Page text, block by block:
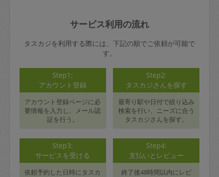
サービス利用の流れ
タスカジを利用する際には、下記の順でご依頼が可能で
す。
Step1:
アカウント登録
アカウント登録ページに必
要情報を入力し、メール認
証を行う。
Step2:
タスカジさんを探す
最寄り駅や日付で絞り込み
検索を行い、ニーズに合う
タスカジさんを探す。
Step3:
サービスを受ける
依頼予約した日時にタスカ
Step4:
支払いとレビュー
終了後48時間以内にレビ